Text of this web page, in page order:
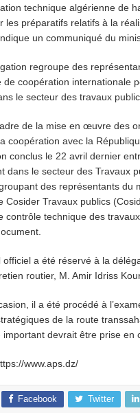
technique algérienne de
les préparatifs relatifs à la
un communiqué du
regroupe des
de coopération internationale
le secteur des travaux
de la mise en œuvre des
coopération avec la
conclus le 22 avril dernier
dans le secteur des Travaux
des représentants du
Cosider Travaux publics
contrôle technique des
officiel a été réservé à la
routier, M. Amir Idriss
il a été procédé à
de la route
important devrait être prise en
www.aps.dz/
Facebook Twitter